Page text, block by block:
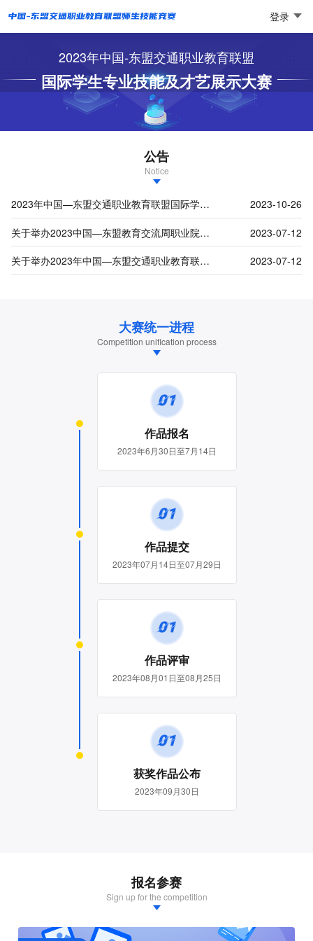
登录
2023年中国-东盟交通职业教育联盟
国际学生专业技能及才艺展示大赛
公告
Notice
2023年中国—东盟交通职业教育联盟国际学生专业技能及才艺展示大赛获奖名单的通知 2023-10-26
关于举办2023中国—东盟教育交流周职业院校技能大赛工程（桥梁）质量检测大赛的通知 2023-07-12
关于举办2023年中国—东盟交通职业教育联盟国际学生专业技能及才艺展示大赛的通知 2023-07-12
大赛统一进程
Competition unification process
作品报名
2023年6月30日至7月14日
作品提交
2023年07月14日至07月29日
作品评审
2023年08月01日至08月25日
获奖作品公布
2023年09月30日
报名参赛
Sign up for the competition